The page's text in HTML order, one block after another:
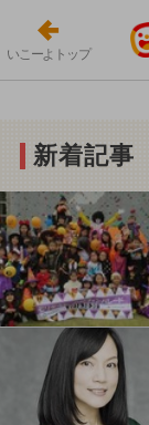
いこーよトップ
新着記事